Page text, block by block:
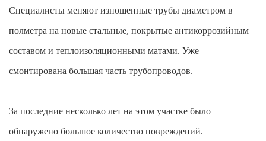
Специалисты меняют изношенные трубы диаметром в
полметра на новые стальные, покрытые антикоррозийным
составом и теплоизоляционными матами. Уже
смонтирована большая часть трубопроводов.
За последние несколько лет на этом участке было
обнаружено большое количество повреждений.